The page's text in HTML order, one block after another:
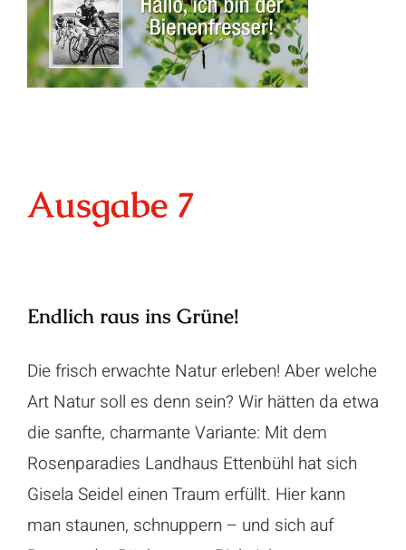
Impressum
Datenschutz
Ausgabe 7
Endlich raus ins Grüne!
Die frisch erwachte Natur erleben! Aber welche
Art Natur soll es denn sein? Wir hätten da etwa
die sanfte, charmante Variante: Mit dem
Rosenparadies Landhaus Ettenbühl hat sich
Gisela Seidel einen Traum erfüllt. Hier kann
man staunen, schnuppern – und sich auf